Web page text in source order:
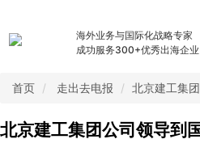
海外业务与国际化战略专家
成功服务300+优秀出海企业
首页 走出去电报 北京建工集
北京建工集团公司领导到